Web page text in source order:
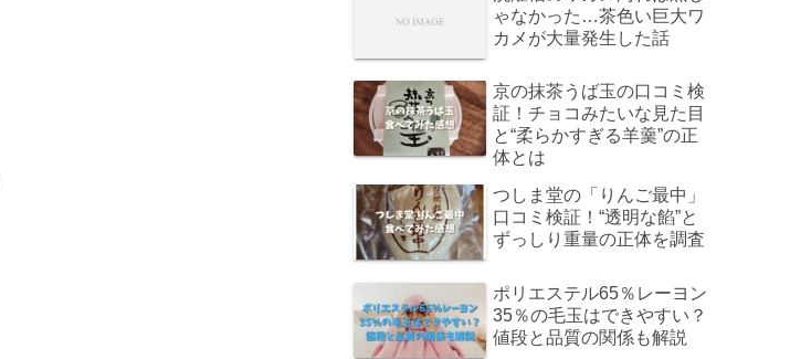
ゃなかった…茶色い巨大ワ
カメが大量発生した話
京の抹茶うば玉の口コミ検
証！チョコみたいな見た目
と“柔らかすぎる羊羹”の正
体とは
つしま堂の「りんご最中」
口コミ検証！“透明な餡”と
ずっしり重量の正体を調査
ポリエステル65％レーヨン
35％の毛玉はできやすい？
値段と品質の関係も解説